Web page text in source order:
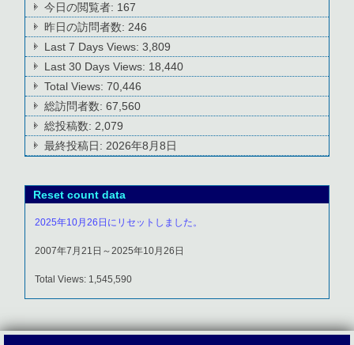
今日の閲覧者: 167
昨日の訪問者数: 246
Last 7 Days Views:3,809
Last 30 Days Views: 18,440
Total Views:70,446
総訪問者数:67,560
総投稿数: 2,079
最終投稿日: 2026年8月8日
Reset count data
2025年10月26日にリセットしました。
2007年7月21日～2025年10月26日
Total Views: 1,545,590